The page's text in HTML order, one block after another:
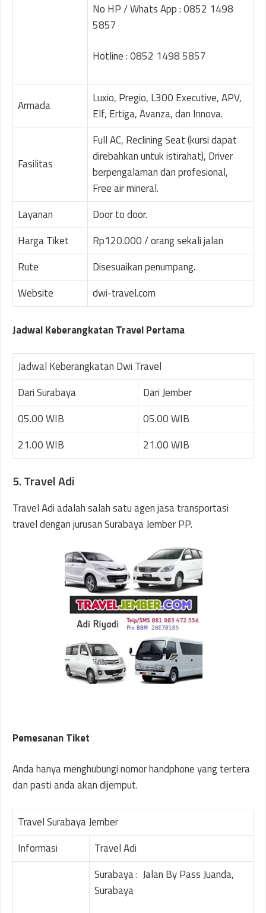
No HP / Whats App : 0852 1498
5857
Hotline : 0852 1498 5857
Armada
Luxio, Pregio, L300 Executive, APV,
Elf, Ertiga, Avanza, dan Innova.
Fasilitas
Full AC, Reclining Seat (kursi dapat
direbahkan untuk istirahat), Driver
berpengalaman dan profesional,
Free air mineral.
Layanan
Door to door.
Harga Tiket
Rp120.000 / orang sekali jalan
Rute
Disesuaikan penumpang.
Website
dwi-travel.com
Jadwal Keberangkatan Travel Pertama
Jadwal Keberangkatan Dwi Travel
Dari Surabaya
Dari Jember
05.00 WIB
05.00 WIB
21.00 WIB
21.00 WIB
5. Travel Adi
Travel Adi adalah salah satu agen jasa transportasi
travel dengan jurusan Surabaya Jember PP.
Pemesanan Tiket
Anda hanya menghubungi nomor handphone yang tertera
dan pasti anda akan dijemput.
Travel Surabaya Jember
Informasi
Travel Adi
Surabaya : Jalan By Pass Juanda,
Surabaya